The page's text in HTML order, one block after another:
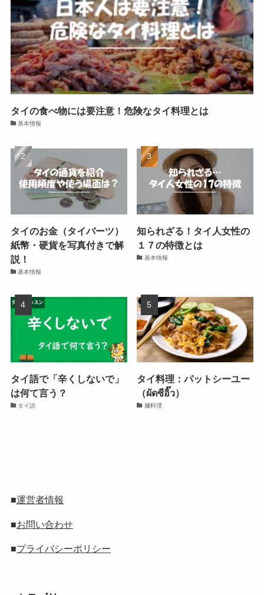
タイの食べ物には要注意！危険なタイ料理とは
基本情報
タイのお金（タイバーツ）
紙幣・硬貨を写真付きで解
説！
基本情報
知られざる！タイ人女性の
１７の特徴とは
基本情報
タイ語で「辛くしないで」
は何て言う？
タイ語
タイ料理：パットシーユー
（ผัดซีอิ๊ว）
麺料理
■運営者情報
■お問い合わせ
■プライバシーポリシー